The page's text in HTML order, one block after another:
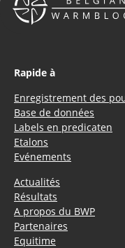
Rapide à
Enregistrement des
Base de données
Labels en predicaten
Etalons
Evénements
Actualités
Résultats
A propos du BWP
Partenaires
Equitime